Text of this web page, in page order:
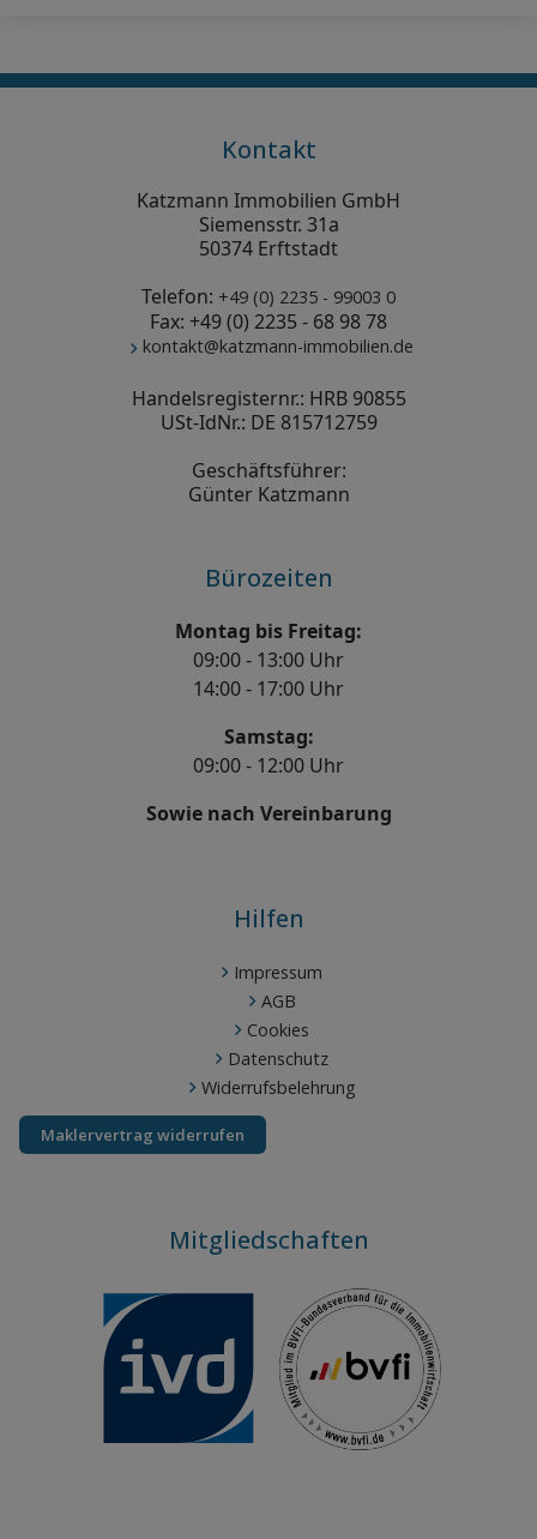
Kontakt
Katzmann Immobilien GmbH
Siemensstr. 31a
50374 Erftstadt
Telefon: +49 (0) 2235 - 99003 0
Fax: +49 (0) 2235 - 68 98 78
kontakt@katzmann-immobilien.de
Handelsregisternr.: HRB 90855
USt-IdNr.: DE 815712759
Geschäftsführer:
Günter Katzmann
Bürozeiten
Montag bis Freitag:
09:00 - 13:00 Uhr
14:00 - 17:00 Uhr
Samstag:
09:00 - 12:00 Uhr
Sowie nach Vereinbarung
Hilfen
Impressum
AGB
Cookies
Datenschutz
Widerrufsbelehrung
Maklervertrag widerrufen
Mitgliedschaften